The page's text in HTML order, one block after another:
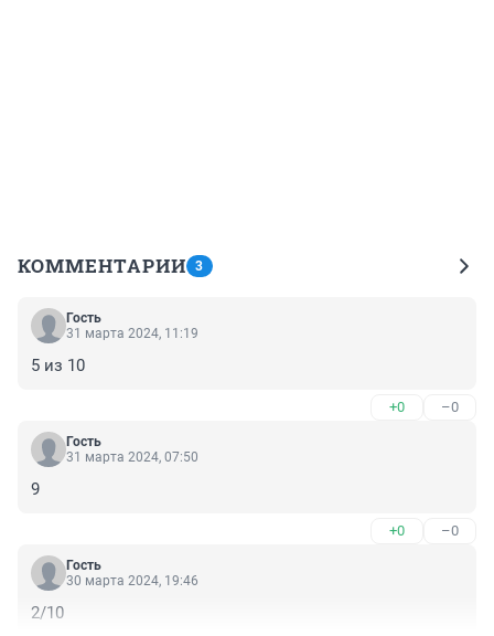
КОММЕНТАРИИ 3
Гость
31 марта 2024, 11:19
5 из 10
+0 –0
Гость
31 марта 2024, 07:50
9
+0 –0
Гость
30 марта 2024, 19:46
2/10